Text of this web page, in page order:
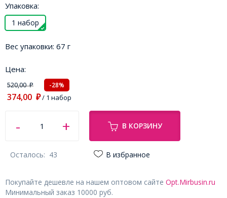
Упаковка:
1 набор
Вес упаковки: 67 г
Цена:
520,00₽ -28%
374,00 ₽/ 1 набор
В КОРЗИНУ
Осталось: 43 В избранное
Покупайте дешевле на нашем оптовом сайте Opt.Mirbusin.ru
Минимальный заказ 10000 руб.